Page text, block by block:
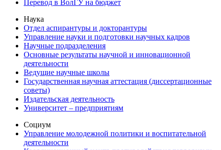
Перевод в ВолГУ на бюджет
Наука
Отдел аспирантуры и докторантуры
Управление науки и подготовки научных кадров
Научные подразделения
Основные результаты научной и инновационной
деятельности
Ведущие научные школы
Государственная научная аттестация (диссертационные
советы)
Издательская деятельность
Университет – предприятиям
Социум
Управление молодежной политики и воспитательной
деятельности